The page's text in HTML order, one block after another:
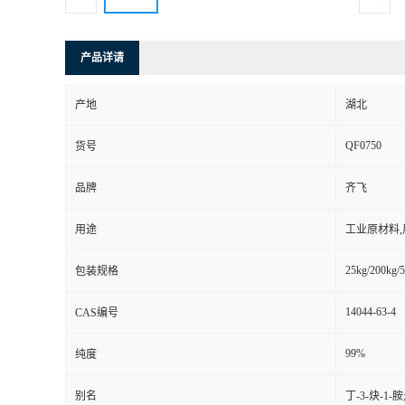
产品详请
产地 湖北
货号 QF0750
品牌 齐飞
用途 工业原材料
包装规格 25kg/200kg/
CAS编号 14044-63-4
纯度 99%
别名 丁-3-炔-1-胺;